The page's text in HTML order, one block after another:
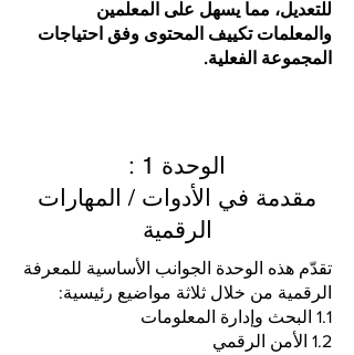
للتعديل، مما يسهل على المعلمين
والمعلمات تكييف المحتوى وفق احتياجات
المجموعة الفعلية.
: الوحدة 1
مقدمة في الأدوات / المهارات
الرقمية
تقدّم هذه الوحدة الجوانب الأساسية للمعرفة
الرقمية من خلال ثلاثة مواضيع رئيسية:
1.1 البحث وإدارة المعلومات
1.2 الأمن الرقمي